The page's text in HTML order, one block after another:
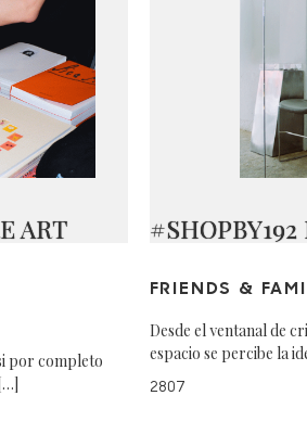
ART
por completo
FRIENDS &
Desde el ventanal de
espacio se percibe la
2807